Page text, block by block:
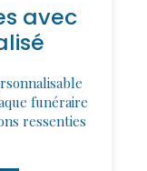
avec
funéraire
ressenties